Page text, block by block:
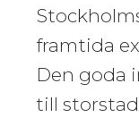
framtida
Den goda
till